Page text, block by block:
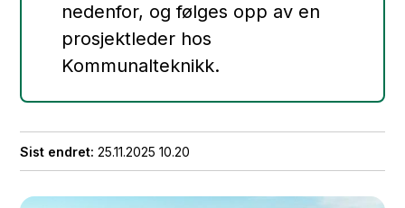
nedenfor, og følges opp av en
prosjektleder hos
Kommunalteknikk.
Sist endret 25.11.2025 10.20